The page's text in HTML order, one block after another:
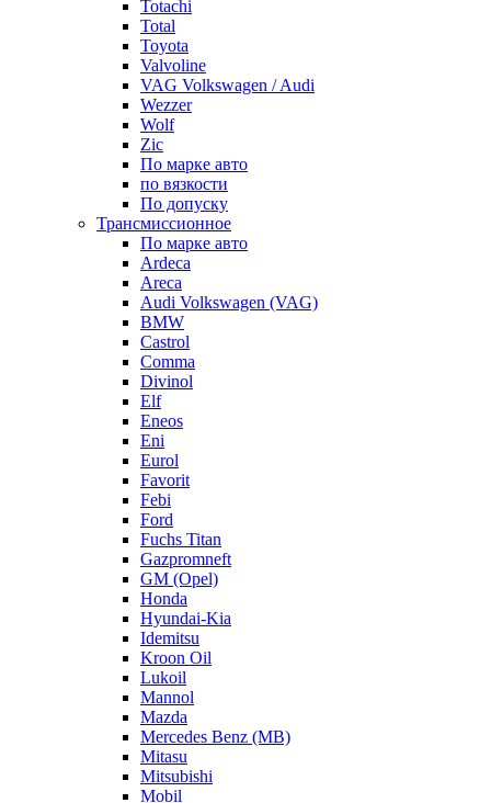
Totachi
Total
Toyota
Valvoline
VAG Volkswagen / Audi
Wezzer
Wolf
Zic
По марке авто
по вязкости
По допуску
Трансмиссионное
По марке авто
Ardeca
Areca
Audi Volkswagen (VAG)
BMW
Castrol
Comma
Divinol
Elf
Eneos
Eni
Eurol
Favorit
Febi
Ford
Fuchs Titan
Gazpromneft
GM (Opel)
Honda
Hyundai-Kia
Idemitsu
Kroon Oil
Lukoil
Mannol
Mazda
Mercedes Benz (MB)
Mitasu
Mitsubishi
Mobil